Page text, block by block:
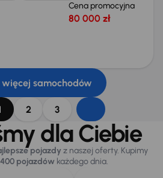
Cena promocyjna
80 000 zł
więcej samochodów
2 3
dla Ciebie
pojazdy z naszej oferty. Kupimy
pojazdówkażdego dnia.